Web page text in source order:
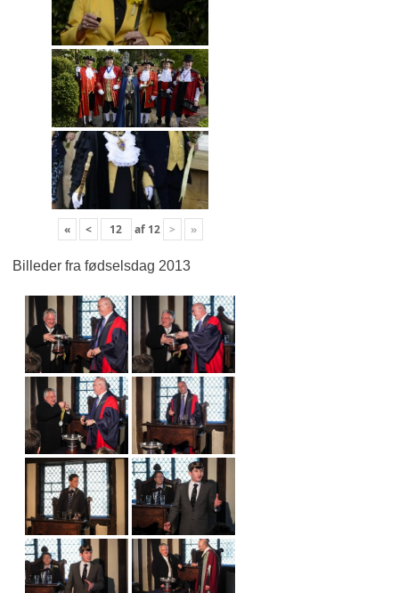
« < af 12 > »
Billeder fra fødselsdag 2013